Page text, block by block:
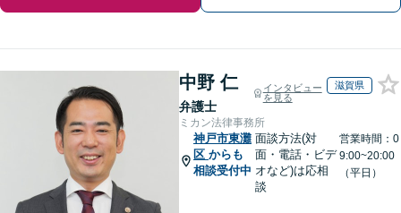
中野 仁
弁護士
インタビュー
を見る
滋賀県
ミカン法律事務所
神戸市東灘
区 からも
相談受付中
面談方法(対
面・電話・ビデ
オなど)は応相
談
営業時間：0
9:00~20:00
（平日）